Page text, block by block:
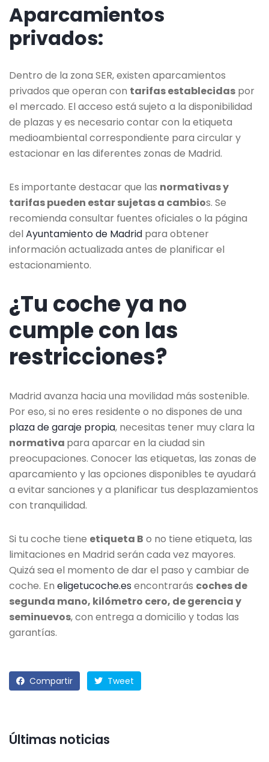
Aparcamientos
privados:
Dentro de la zona SER, existen aparcamientos
privados que operan con tarifas establecidas por
el mercado. El acceso está sujeto a la disponibilidad
de plazas y es necesario contar con la etiqueta
medioambiental correspondiente para circular y
estacionar en las diferentes zonas de Madrid.​
Es importante destacar que las normativas y
tarifas pueden estar sujetas a cambios. Se
recomienda consultar fuentes oficiales o la página
del Ayuntamiento de Madrid para obtener
información actualizada antes de planificar el
estacionamiento.
¿Tu coche ya no
cumple con las
restricciones?
Madrid avanza hacia una movilidad más sostenible.
Por eso, si no eres residente o no dispones de una
plaza de garaje propia, necesitas tener muy clara la
normativa para aparcar en la ciudad sin
preocupaciones. Conocer las etiquetas, las zonas de
aparcamiento y las opciones disponibles te ayudará
a evitar sanciones y a planificar tus desplazamientos
con tranquilidad.
Si tu coche tiene etiqueta B o no tiene etiqueta, las
limitaciones en Madrid serán cada vez mayores.
Quizá sea el momento de dar el paso y cambiar de
coche. En eligetucoche.es encontrarás coches de
segunda mano, kilómetro cero, de gerencia y
seminuevos, con entrega a domicilio y todas las
garantías.
Compartir Tweet
Últimas noticias